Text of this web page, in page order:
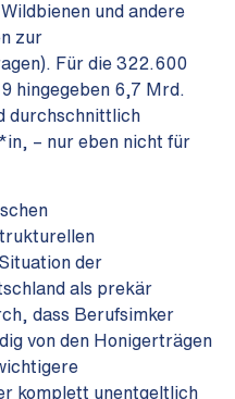
und andere
zur
Für die 322.600
hingegeben 6,7 Mrd.
durchschnittlich
– nur eben nicht für
der
als prekär
dass Berufsimker
von den Honigerträgen
komplett unentgeltlich